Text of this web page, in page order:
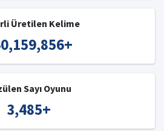
Üretilen Kelime
+
Sayı Oyunu
3,485+